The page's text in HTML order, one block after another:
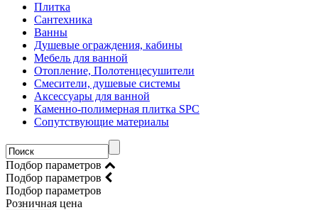
Плитка
Сантехника
Ванны
Душевые ограждения, кабины
Мебель для ванной
Отопление, Полотенцесушители
Смесители, душевые системы
Аксессуары для ванной
Каменно-полимерная плитка SPC
Сопутствующие материалы
Подбор параметров
Подбор параметров
Подбор параметров
Розничная цена